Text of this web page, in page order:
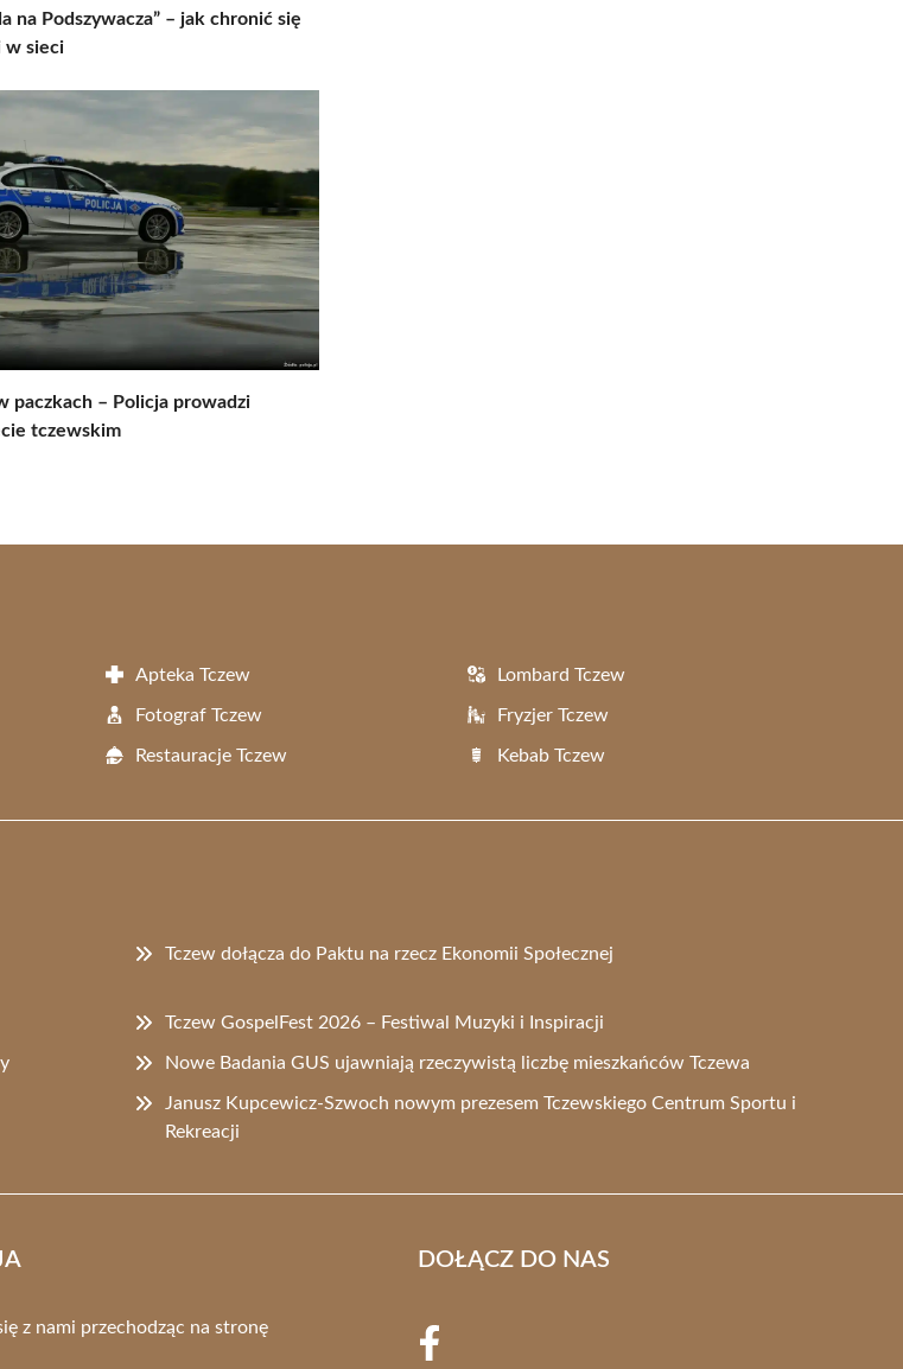
na Podszywacza” – jak chronić się
w sieci
paczkach – Policja prowadzi
tczewskim
Apteka Tczew Lombard Tczew
Fotograf Tczew Fryzjer Tczew
Restauracje Tczew Kebab Tczew
Tczew dołącza do Paktu na rzecz Ekonomii Społecznej
Tczew GospelFest 2026 – Festiwal Muzyki i Inspiracji
Nowe Badania GUS ujawniają rzeczywistą liczbę mieszkańców Tczewa
Janusz Kupcewicz-Szwoch nowym prezesem Tczewskiego Centrum Sportu i
Rekreacji
z nami przechodząc na stronę
DOŁĄCZ DO NAS